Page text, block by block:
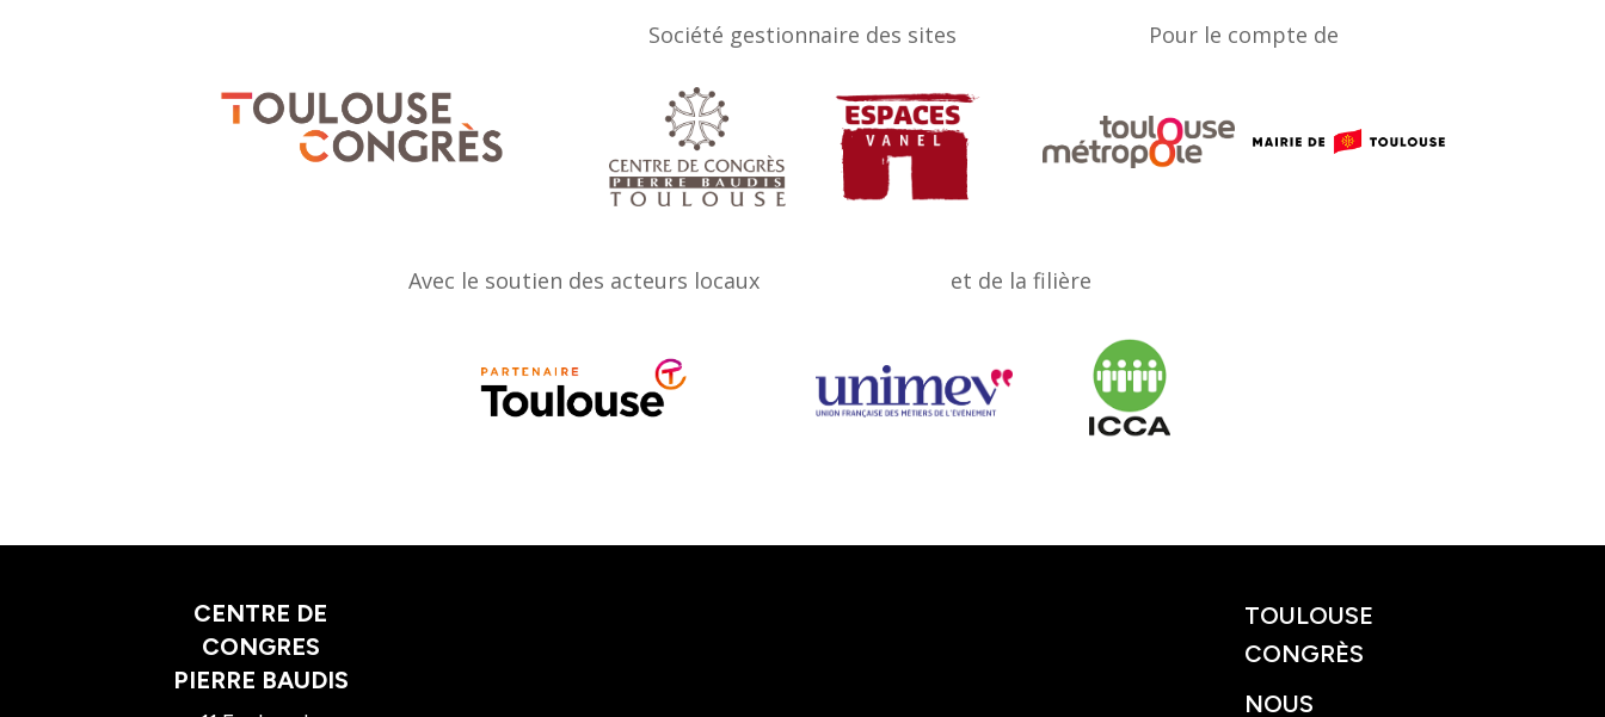
Société gestionnaire des sites Pour le compte de
Avec le soutien des acteurs locaux et de la filière
CENTRE DE
CONGRES
PIERRE BAUDIS
TOULOUSE
CONGRÈS
NOUS